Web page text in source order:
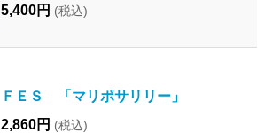
5,400円 (税込)
ＦＥＳ 「マリポサリリー」
2,860円 (税込)